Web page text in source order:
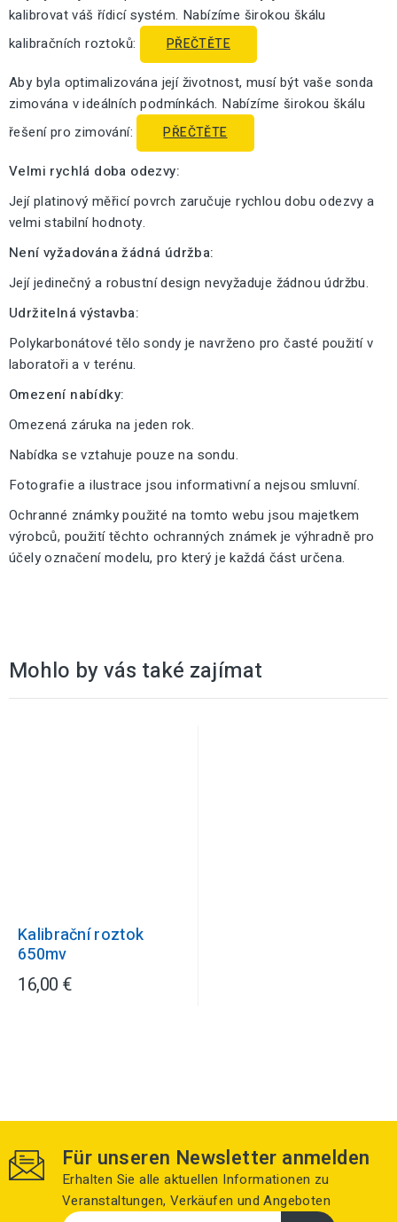
kalibrovat váš řídicí systém. Nabízíme širokou škálu
kalibračních roztoků:
PŘEČTĚTE
Aby byla optimalizována její životnost, musí být vaše sonda
zimována v ideálních podmínkách. Nabízíme širokou škálu
řešení pro zimování:
PŘEČTĚTE
Velmi rychlá doba odezvy:
Její platinový měřicí povrch zaručuje rychlou dobu odezvy a
velmi stabilní hodnoty.
Není vyžadována žádná údržba:
Její jedinečný a robustní design nevyžaduje žádnou údržbu.
Udržitelná výstavba:
Polykarbonátové tělo sondy je navrženo pro časté použití v
laboratoři a v terénu.
Omezení nabídky:
Omezená záruka na jeden rok.
Nabídka se vztahuje pouze na sondu.
Fotografie a ilustrace jsou informativní a nejsou smluvní.
Ochranné známky použité na tomto webu jsou majetkem
výrobců, použití těchto ochranných známek je výhradně pro
účely označení modelu, pro který je každá část určena.
Mohlo by vás také zajímat
Kalibrační roztok
650mv
16,00 €
Für unseren Newsletter anmelden
Erhalten Sie alle aktuellen Informationen zu
Veranstaltungen, Verkäufen und Angeboten